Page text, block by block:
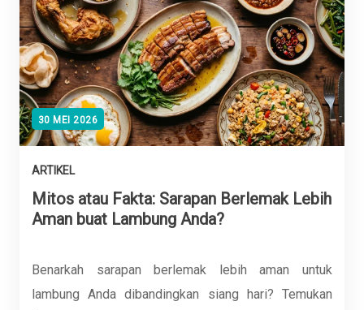
30 MEI 2026
ARTIKEL
Mitos atau Fakta: Sarapan Berlemak Lebih
Aman buat Lambung Anda?
Benarkah sarapan berlemak lebih aman untuk
lambung Anda dibandingkan siang hari? Temukan